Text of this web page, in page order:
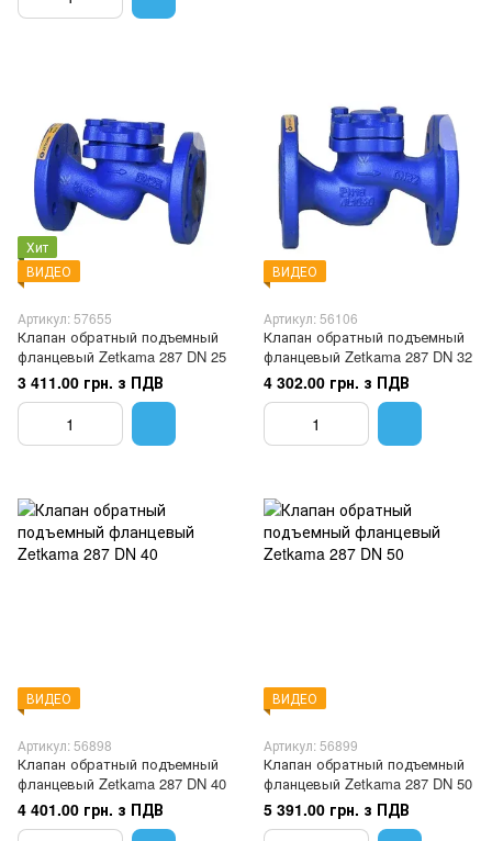
Хит
ВИДЕО
Артикул: 57655
Клапан обратный подъемный
фланцевый Zetkama 287 DN 25
3 411.00 грн. з ПДВ
ВИДЕО
Артикул: 56106
Клапан обратный подъемный
фланцевый Zetkama 287 DN 32
4 302.00 грн. з ПДВ
ВИДЕО
Артикул: 56898
Клапан обратный подъемный
фланцевый Zetkama 287 DN 40
4 401.00 грн. з ПДВ
ВИДЕО
Артикул: 56899
Клапан обратный подъемный
фланцевый Zetkama 287 DN 50
5 391.00 грн. з ПДВ